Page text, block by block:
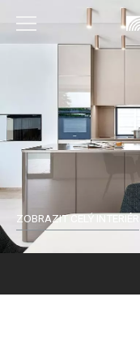
ZOBRAZIT CELÝ INTERIÉR